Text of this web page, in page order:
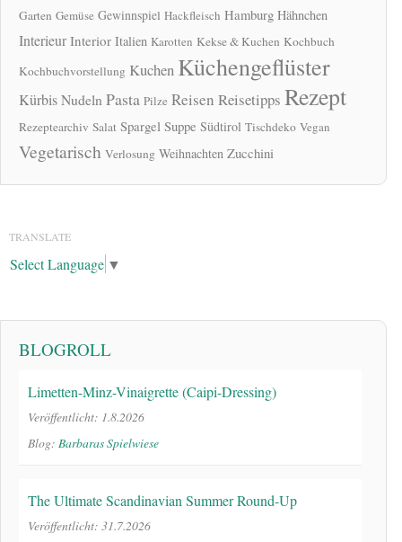
Garten Gemüse Gewinnspiel Hackfleisch Hamburg Hähnchen
Interieur Interior Italien Karotten Kekse & Kuchen Kochbuch
Kochbuchvorstellung Kuchen Küchengeflüster
KürbisNudeln Pasta Pilze Reisen Reisetipps Rezept
Rezeptearchiv Salat Spargel Suppe Südtirol Tischdeko Vegan
Vegetarisch Verlosung Weihnachten Zucchini
TRANSLATE
Select Language ▼
BLOGROLL
Limetten-Minz-Vinaigrette (Caipi-Dressing)
Veröffentlicht: 1.8.2026
Blog: Barbaras Spielwiese
The Ultimate Scandinavian Summer Round-Up
Veröffentlicht: 31.7.2026